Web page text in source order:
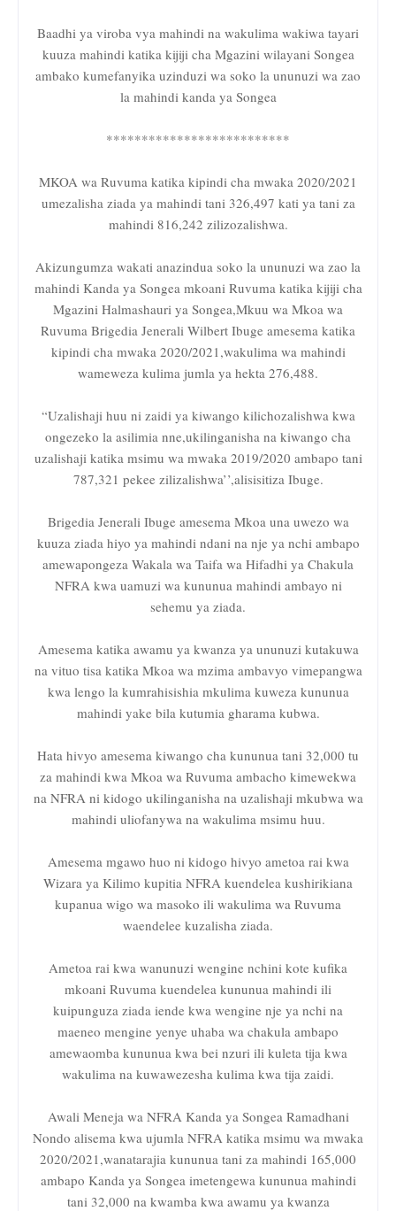
Baadhi ya viroba vya mahindi na wakulima wakiwa tayari
kuuza mahindi katika kijiji cha Mgazini wilayani Songea
ambako kumefanyika uzinduzi wa soko la ununuzi wa zao
la mahindi kanda ya Songea
**************************
MKOA wa Ruvuma katika kipindi cha mwaka 2020/2021
umezalisha ziada ya mahindi tani 326,497 kati ya tani za
mahindi 816,242 zilizozalishwa.
Akizungumza wakati anazindua soko la ununuzi wa zao la
mahindi Kanda ya Songea mkoani Ruvuma katika kijiji cha
Mgazini Halmashauri ya Songea,Mkuu wa Mkoa wa
Ruvuma Brigedia Jenerali Wilbert Ibuge amesema katika
kipindi cha mwaka 2020/2021,wakulima wa mahindi
wameweza kulima jumla ya hekta 276,488.
“Uzalishaji huu ni zaidi ya kiwango kilichozalishwa kwa
ongezeko la asilimia nne,ukilinganisha na kiwango cha
uzalishaji katika msimu wa mwaka 2019/2020 ambapo tani
787,321 pekee zilizalishwa’’,alisisitiza Ibuge.
Brigedia Jenerali Ibuge amesema Mkoa una uwezo wa
kuuza ziada hiyo ya mahindi ndani na nje ya nchi ambapo
amewapongeza Wakala wa Taifa wa Hifadhi ya Chakula
NFRA kwa uamuzi wa kununua mahindi ambayo ni
sehemu ya ziada.
Amesema katika awamu ya kwanza ya ununuzi kutakuwa
na vituo tisa katika Mkoa wa mzima ambavyo vimepangwa
kwa lengo la kumrahisishia mkulima kuweza kununua
mahindi yake bila kutumia gharama kubwa.
Hata hivyo amesema kiwango cha kununua tani 32,000 tu
za mahindi kwa Mkoa wa Ruvuma ambacho kimewekwa
na NFRA ni kidogo ukilinganisha na uzalishaji mkubwa wa
mahindi uliofanywa na wakulima msimu huu.
Amesema mgawo huo ni kidogo hivyo ametoa rai kwa
Wizara ya Kilimo kupitia NFRA kuendelea kushirikiana
kupanua wigo wa masoko ili wakulima wa Ruvuma
waendelee kuzalisha ziada.
Ametoa rai kwa wanunuzi wengine nchini kote kufika
mkoani Ruvuma kuendelea kununua mahindi ili
kuipunguza ziada iende kwa wengine nje ya nchi na
maeneo mengine yenye uhaba wa chakula ambapo
amewaomba kununua kwa bei nzuri ili kuleta tija kwa
wakulima na kuwawezesha kulima kwa tija zaidi.
Awali Meneja wa NFRA Kanda ya Songea Ramadhani
Nondo alisema kwa ujumla NFRA katika msimu wa mwaka
2020/2021,wanatarajia kununua tani za mahindi 165,000
ambapo Kanda ya Songea imetengewa kununua mahindi
tani 32,000 na kwamba kwa awamu ya kwanza